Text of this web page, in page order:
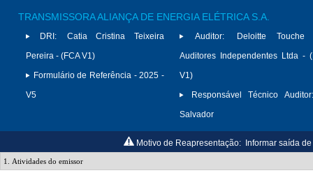
TRANSMISSORA ALIANÇA DE ENERGIA ELÉTRICA S.A.
DRI:
Catia Cristina Teixeira
Pereira - (FCA V1)
Formulário de Referência - 2025 -
V5
Auditor:
Deloitte Touche
Auditores Independentes Ltda -
V1)
Responsável Técnico Auditor:
Salvador
Motivo de Reapresentação: Informar saída